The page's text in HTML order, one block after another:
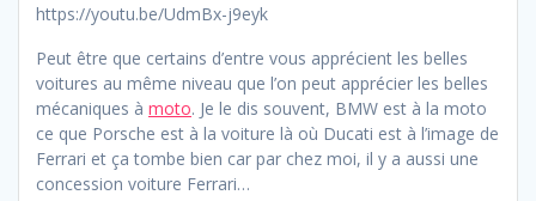
https://youtu.be/UdmBx-j9eyk
Peut être que certains d’entre vous apprécient les belles
voitures au même niveau que l’on peut apprécier les belles
mécaniques à moto. Je le dis souvent, BMW est à la moto
ce que Porsche est à la voiture là où Ducati est à l’image de
Ferrari et ça tombe bien car par chez moi, il y a aussi une
concession voiture Ferrari…